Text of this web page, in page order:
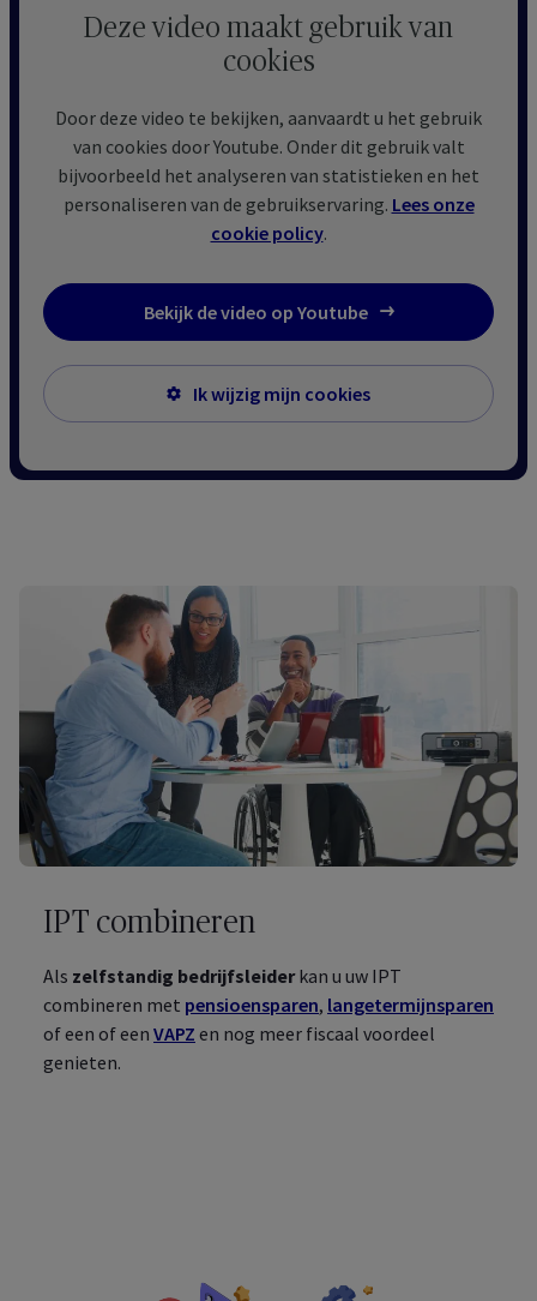
Deze video maakt gebruik van
cookies
Door deze video te bekijken, aanvaardt u het gebruik
van cookies door Youtube. Onder dit gebruik valt
bijvoorbeeld het analyseren van statistieken en het
personaliseren van de gebruikservaring. Lees onze
cookie policy.
Bekijk de video op Youtube
Ik wijzig mijn cookies
IPT combineren
Als zelfstandig bedrijfsleiderkan u uw IPT
combineren met pensioensparen, langetermijnsparen
of een of een VAPZ en nog meer fiscaal voordeel
genieten.